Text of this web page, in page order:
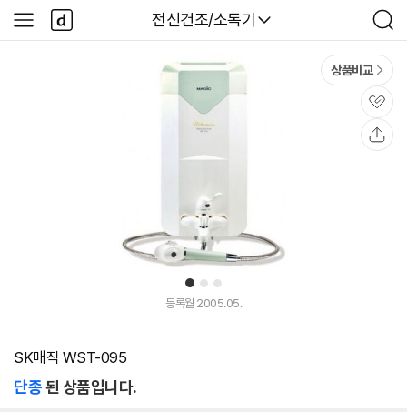
다나와
전신건조/소독기
검
색
사
이
다
나
와
1 2 3
상품비교
관
심
등록월 2005.05.
SK매직 WST-095
단종된 상품입니다.